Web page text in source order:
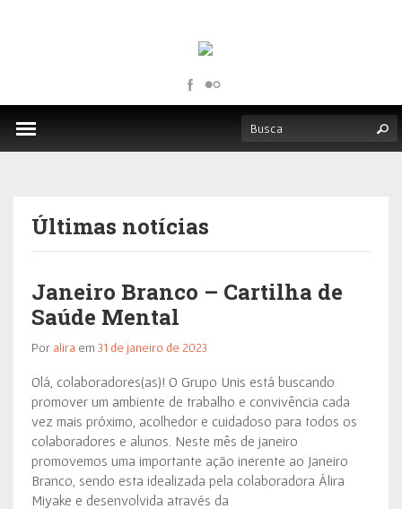
Últimas notícias
Janeiro Branco – Cartilha de
Saúde Mental
Por alira em 31 de janeiro de 2023
Olá, colaboradores(as)! O Grupo Unis está buscando
promover um ambiente de trabalho e convivência cada
vez mais próximo, acolhedor e cuidadoso para todos os
colaboradores e alunos. Neste mês de janeiro
promovemos uma importante ação inerente ao Janeiro
Branco, sendo esta idealizada pela colaboradora Álira
Miyake e desenvolvida através da